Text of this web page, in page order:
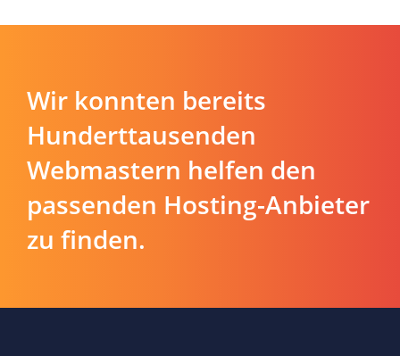
Wir konnten bereits
Hunderttausenden
Webmastern helfen den
passenden Hosting-Anbieter
zu finden.